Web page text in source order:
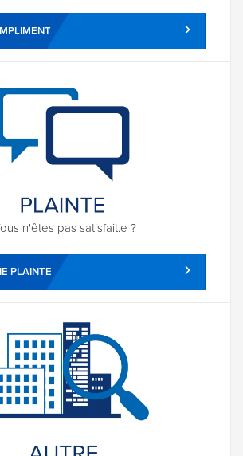
n'êtes pas satisfait.e ?
PLAINTE